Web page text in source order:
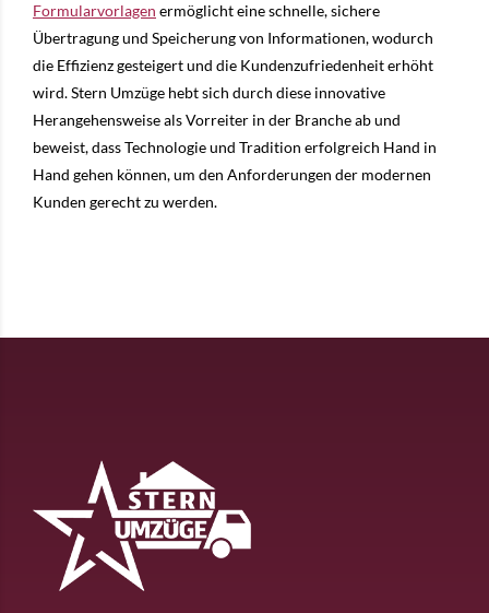
Formularvorlagen ermöglicht eine schnelle, sichere
Übertragung und Speicherung von Informationen, wodurch
die Effizienz gesteigert und die Kundenzufriedenheit erhöht
wird. Stern Umzüge hebt sich durch diese innovative
Herangehensweise als Vorreiter in der Branche ab und
beweist, dass Technologie und Tradition erfolgreich Hand in
Hand gehen können, um den Anforderungen der modernen
Kunden gerecht zu werden.